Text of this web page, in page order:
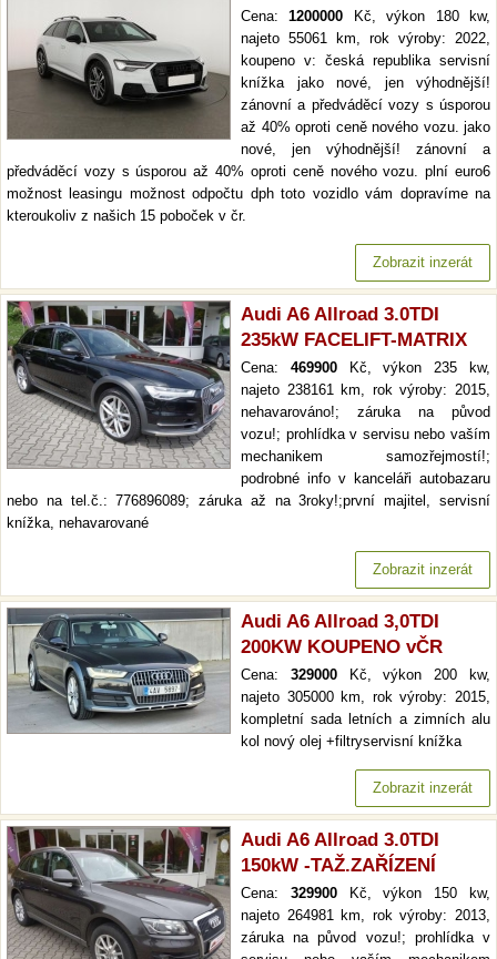
Cena:1200000 Kč, výkon 180 kw,
najeto 55061 km, rok výroby: 2022,
koupeno v: česká republika servisní
knížka jako nové, jen výhodnější!
zánovní a předváděcí vozy s úsporou
až 40% oproti ceně nového vozu. jako
nové, jen výhodnější! zánovní a
předváděcí vozy s úsporou až 40% oproti ceně nového vozu. plní euro6
možnost leasingu možnost odpočtu dph toto vozidlo vám dopravíme na
kteroukoliv z našich 15 poboček v čr.
Zobrazit inzerát
Audi A6 Allroad 3.0TDI
235kW FACELIFT-MATRIX
Cena: 469900Kč, výkon 235 kw,
najeto 238161 km, rok výroby: 2015,
nehavarováno!; záruka na původ
vozu!; prohlídka v servisu nebo vaším
mechanikem samozřejmostí!;
podrobné info v kanceláři autobazaru
nebo na tel.č.: 776896089; záruka až na 3roky!;první majitel, servisní
knížka, nehavarované
Zobrazit inzerát
Audi A6 Allroad 3,0TDI
200KW KOUPENO vČR
Cena: 329000Kč, výkon 200 kw,
najeto 305000 km, rok výroby: 2015,
kompletní sada letních a zimních alu
kol nový olej +filtryservisní knížka
Zobrazit inzerát
Audi A6 Allroad 3.0TDI
150kW -TAŽ.ZAŘÍZENÍ
Cena: 329900Kč, výkon 150 kw,
najeto 264981 km, rok výroby: 2013,
záruka na původ vozu!; prohlídka v